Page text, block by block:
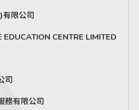
限公司
EDUCATION CENTRE LIMITED
司
務有限公司